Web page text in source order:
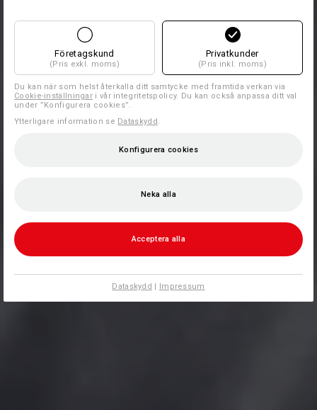
Företagskund
(Pris exkl. moms)
Privatkunder
(Pris inkl. moms)
Du kan när som helst återkalla ditt samtycke med framtida verkan via
Cookie-inställningar i vår integritetspolicy. Du kan också anpassa ditt val
under ”Konfigurera cookies”.
Ytterligare information se Dataskydd
Konfigurera cookies
Neka alla
Acceptera alla
Dataskydd | Impressum